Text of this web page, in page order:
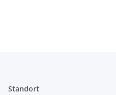
Standort